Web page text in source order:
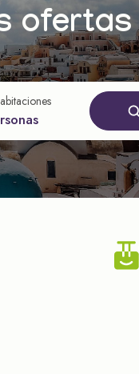
ofertas